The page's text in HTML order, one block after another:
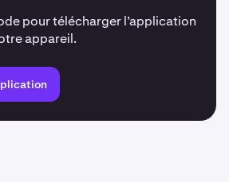
pour télécharger l’application
appareil.